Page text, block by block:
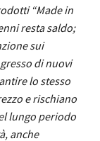
“Made in
resta saldo;
sui
di nuovi
lo stesso
e rischiano
lungo periodo
anche